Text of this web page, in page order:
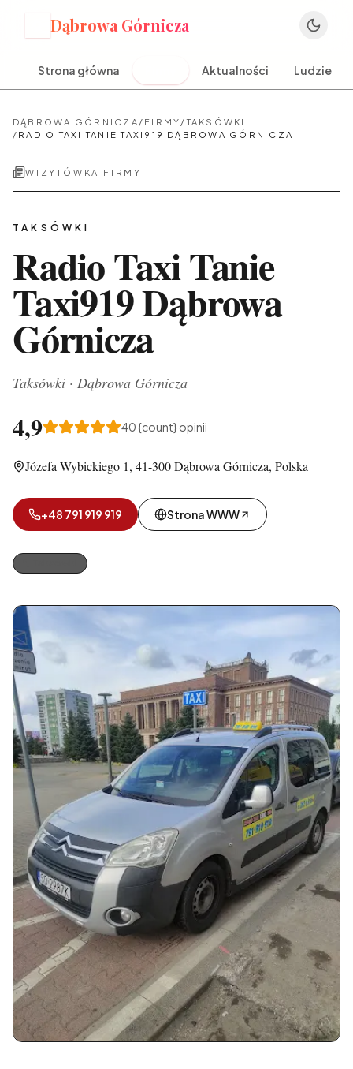
Dąbrowa Górnicza
Strona główna Aktualności Ludzie
DĄBROWA GÓRNICZA / FIRMY /TAKSÓWKI
/ RADIO TAXI TANIE TAXI919 DĄBROWA GÓRNICZA
WIZYTÓWKA FIRMY
TAKSÓWKI
Radio Taxi Tanie
Taxi919 Dąbrowa
Górnicza
Taksówki · Dąbrowa Górnicza
4,9 40{count} opinii
Józefa Wybickiego 1, 41-300 Dąbrowa Górnicza, Polska
+48 791 919 919 Strona WWW